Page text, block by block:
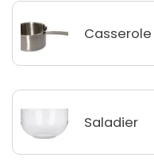
Casserole
Saladier